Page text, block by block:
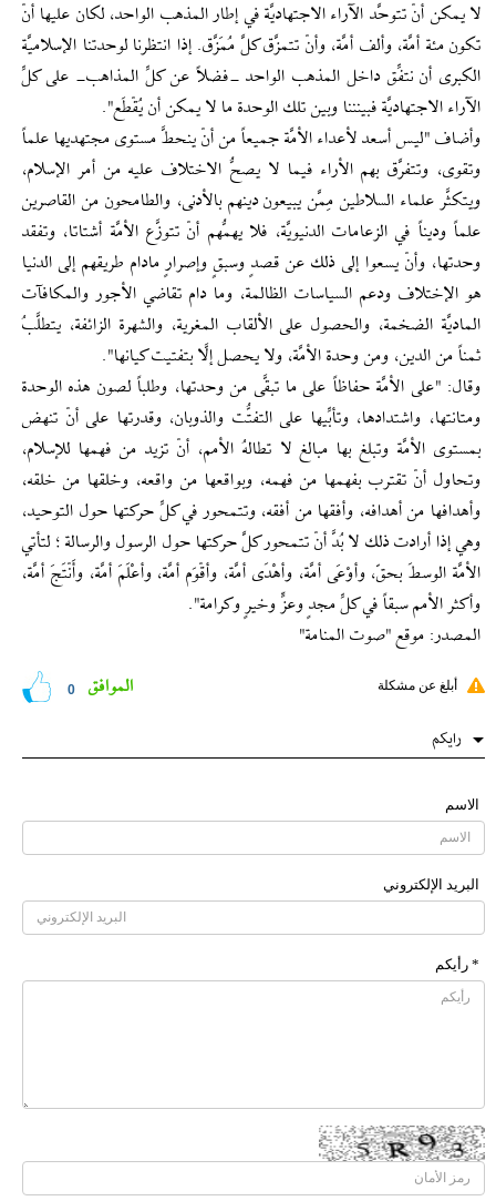
لا يمكن أنْ تتوحَّد الآراء الاجتهاديَّة في إطار المذهب الواحد، لكان عليها أنْ
تكون مئة أمَّة، وألف أمَّة، وأنْ تتمزَّق كلَّ مُمَزَّق. إذا انتظرنا لوحدتنا الإسلاميَّة
الكبرى أن نتفِّق داخل المذهب الواحد -فضلاً عن كلِّ المذاهب- على كلِّ
الآراء الاجتهاديَّة فبينننا وبين تلك الوحدة ما لا يمكن أن يُقْطَع".
وأضاف "ليس أسعد لأعداء الأمَّة جميعاً من أنْ ينحطَّ مستوى مجتهديها علماً
وتقوى، وتتفرَّق بهم الأراء فيما لا يصحُّ الاختلاف عليه من أمر الإسلام،
ويتكثَّر علماء السلاطين مِمَّن يبيعون دينهم بالأدنى، والطامحون من القاصرين
علماً وديناً في الزعامات الدنيويَّة، فلا يهمُّهم أنْ تتوزَّع الأمَّة أشتاتا، وتفقد
وحدتها، وأنْ يسعوا إلى ذلك عن قصدٍ وسبقٍ وإصرارٍ مادام طريقهم إلى الدنيا
هو الإختلاف ودعم السياسات الظالمة، وما دام تقاضي الأجور والمكافآت
الماديَّة الضخمة، والحصول على الألقاب المغرية، والشهرة الزائفة، يتطلَّبُ
ثمناً من الدين، ومن وحدة الأمَّة، ولا يحصل إلَّا بتفتيت كيانها".
وقال: "على الأمَّة حفاظاً على ما تبقَّى من وحدتها، وطلباً لصون هذه الوحدة
ومتانتها، واشتدادها، وتأبِّيها على التفتُّت والذوبان، وقدرتها على أنْ تنهض
بمستوى الأمَّة وتبلغ بها مبالغ لا تطالهُ الأمم، أنْ تزيد من فهمها للإسلام،
وتحاول أنْ تقترب بفهمها من فهمه، وبواقعها من واقعه، وخلقها من خلقه،
وأهدافها من أهدافه، وأفقها من أفقه، وتتمحور في كلِّ حركتها حول التوحيد،
وهي إذا أرادت ذلك لا بُدَّ أنْ تتمحور كلَّ حركتها حول الرسول والرسالة ؛ لتأتي
الأمَّة الوسطَ بحقّ، وأوْعَى أمَّة، وأهْدَى أمَّة، وأقْوَم أمَّة، وأعْلَمَ أمَّة، وأَنْتَجَ أمَّة،
وأكثر الأمم سبقاً في كلِّ مجدٍ وعزٍّ وخيرٍ وكرامة".
المصدر: موقع "صوت المنامة"
أبلغ عن مشكلة 0 الموافق
رایکم
الاسم
البرید الإلکتروني
* رأیکم